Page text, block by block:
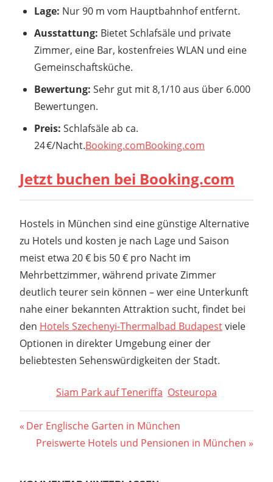
Lage: Nur 90 m vom Hauptbahnhof entfernt.
Ausstattung: Bietet Schlafsäle und private
Zimmer, eine Bar, kostenfreies WLAN und eine
Gemeinschaftsküche.
Bewertung: Sehr gut mit 8,1/10 aus über 6.000
Bewertungen.
Preis: Schlafsäle ab ca.
24 €/Nacht.Booking.comBooking.com
Jetzt buchen bei Booking.com
Hostels in München sind eine günstige Alternative
zu Hotels und kosten je nach Lage und Saison
meist etwa 20 € bis 50 € pro Nacht im
Mehrbettzimmer, während private Zimmer
deutlich teurer sein können – wer eine Unterkunft
nahe einer bekannten Attraktion sucht, findet bei
den Hotels Szechenyi-Thermalbad Budapestviele
Optionen in direkter Umgebung einer der
beliebtesten Sehenswürdigkeiten der Stadt.
Siam Park auf Teneriffa Osteuropa
Beitragsnavigation
Vorheriger
Beitrag:
Der Englische Garten in München
Nächster
Preiswerte Hotels und Pensionen in München